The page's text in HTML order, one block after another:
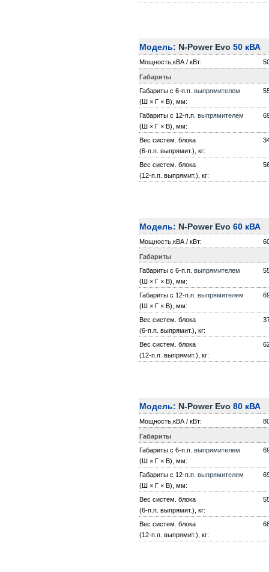
Модель: N-Power Evo 50 кВА
Мощность,кВА / кВт:
Габариты
Габариты с 6-п.п. выпрямителем
(Ш × Г × В), мм:
Габариты с 12-п.п. выпрямителем
(Ш × Г × В), мм:
Вес систем. блока
(6-п.п. выпрямит.), кг:
Вес систем. блока
(12-п.п. выпрямит.), кг:
Модель: N-Power Evo 60 кВА
Мощность,кВА / кВт:
Габариты
Габариты с 6-п.п. выпрямителем
(Ш × Г × В), мм:
Габариты с 12-п.п. выпрямителем
(Ш × Г × В), мм:
Вес систем. блока
(6-п.п. выпрямит.), кг:
Вес систем. блока
(12-п.п. выпрямит.), кг:
Модель: N-Power Evo 80 кВА
Мощность,кВА / кВт:
Габариты
Габариты с 6-п.п. выпрямителем
(Ш × Г × В), мм:
Габариты с 12-п.п. выпрямителем
(Ш × Г × В), мм:
Вес систем. блока
(6-п.п. выпрямит.), кг:
Вес систем. блока
(12-п.п. выпрямит.), кг: